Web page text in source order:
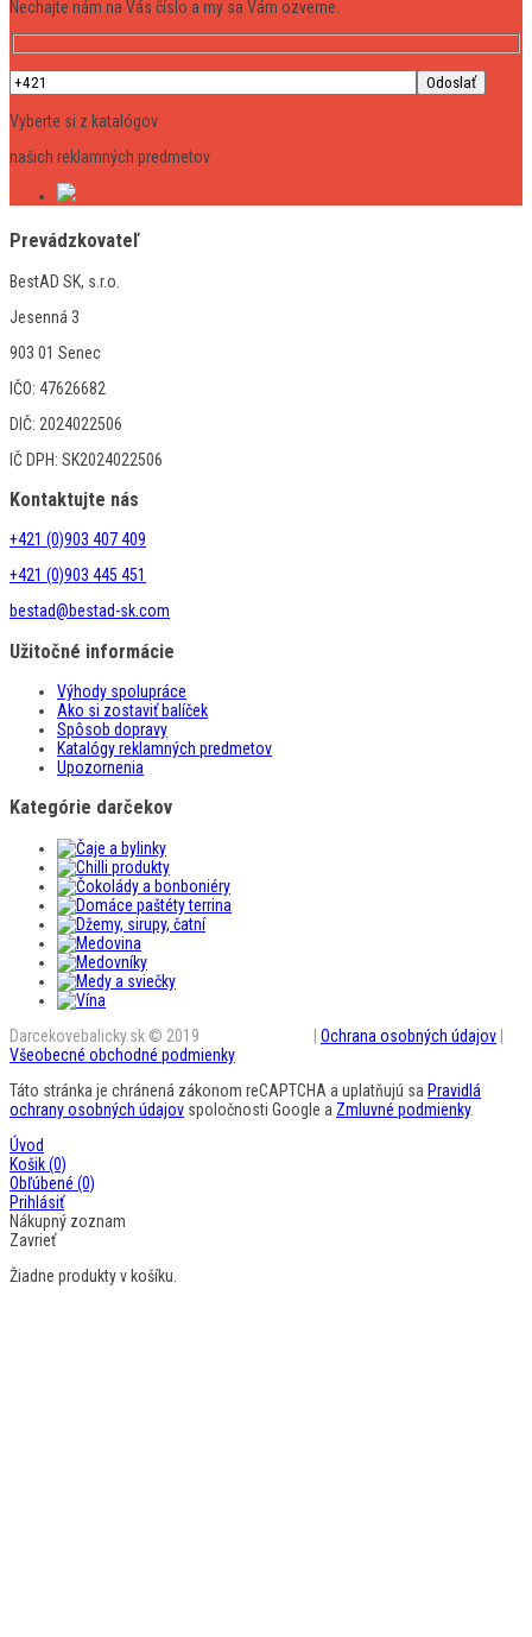
Nechajte nám na Vás číslo a my sa Vám ozveme.
Vyberte si z katalógov
našich reklamných predmetov
Prevádzkovateľ
BestAD SK, s.r.o.
Jesenná 3
903 01 Senec
IČO: 47626682
DIČ: 2024022506
IČ DPH: SK2024022506
Kontaktujte nás
+421 (0)903 407 409
+421 (0)903 445 451
bestad@bestad-sk.com
Užitočné informácie
Výhody spolupráce
Ako si zostaviť balíček
Spôsob dopravy
Katalógy reklamných predmetov
Upozornenia
Kategórie darčekov
Darcekovebalicky.sk © 2019 Ochrana osobných údajov
Všeobecné obchodné podmienky
Táto stránka je chránená zákonom reCAPTCHA a uplatňujú sa Pravidlá
ochrany osobných údajov spoločnosti Google a Zmluvné podmienky.
Úvod
Košik(0)
Obľúbené (0)
Prihlásiť
Nákupný zoznam
Zavrieť
Žiadne produkty v košíku.